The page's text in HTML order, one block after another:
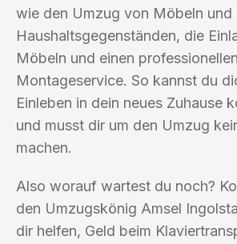
wie den Umzug von Möbeln und
Haushaltsgegenständen, die
Möbeln und einen professionellen
Montageservice. So kannst du
Einleben in dein neues Zuhause
und musst dir um den Umzug
machen.
Also worauf wartest du noch?
den Umzugskönig Amsel
dir helfen, Geld beim